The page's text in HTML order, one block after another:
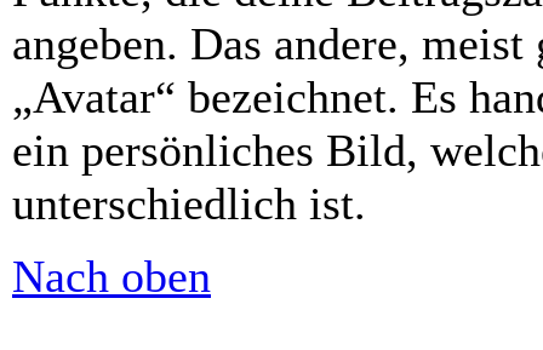
angeben. Das andere,
„Avatar“ bezeichnet. Es
ein persönliches Bild,
unterschiedlich ist.
Nach oben